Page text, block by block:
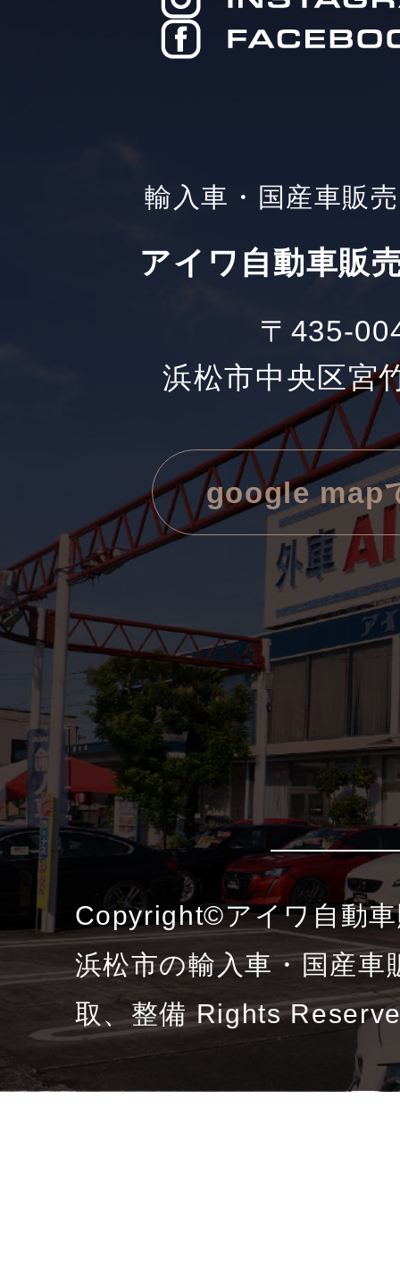
輸入車・国産車販
アイワ自動車販
〒435-
浜松市中央区宮
google map
Copyright©アイワ自動
浜松市の輸入車・国産車
取、整備 Rights